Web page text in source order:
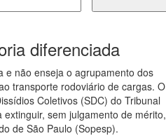
diferenciada
e não enseja o agrupamento dos
transporte rodoviário de cargas. O
Coletivos (SDC) do Tribunal
sem julgamento de mérito,
de São Paulo (Sopesp).